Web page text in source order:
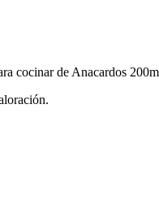
cocinar de Anacardos